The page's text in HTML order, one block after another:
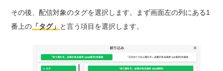
その後、配信対象のタグを選択します。まず画面左の列にある1
番上の 「タグ」 と言う項目を選択します。